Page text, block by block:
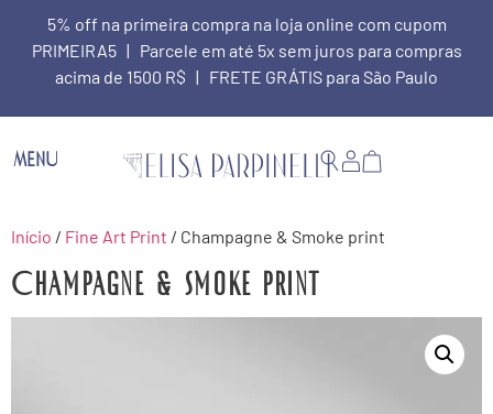
5% off na primeira compra na loja online com cupom
PRIMEIRA5 | Parcele em até 5x sem juros para compras
acima de 1500 R$ | FRETE GRÁTIS para São Paulo
MENU
Início / Fine Art Print / Champagne & Smoke print
Champagne & Smoke print